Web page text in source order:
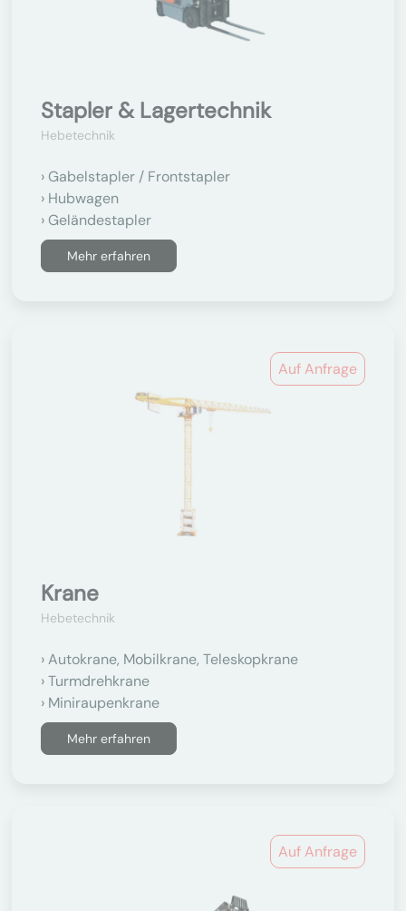
Stapler & Lagertechnik
Hebetechnik
Gabelstapler / Frontstapler
Hubwagen
Geländestapler
Mehr erfahren
Auf Anfrage
Krane
Hebetechnik
Autokrane, Mobilkrane, Teleskopkrane
Turmdrehkrane
Miniraupenkrane
Mehr erfahren
Auf Anfrage